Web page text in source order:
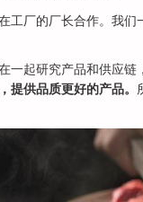
工厂的厂长合作。我
一起研究产品和供应链
提供品质更好的产品。